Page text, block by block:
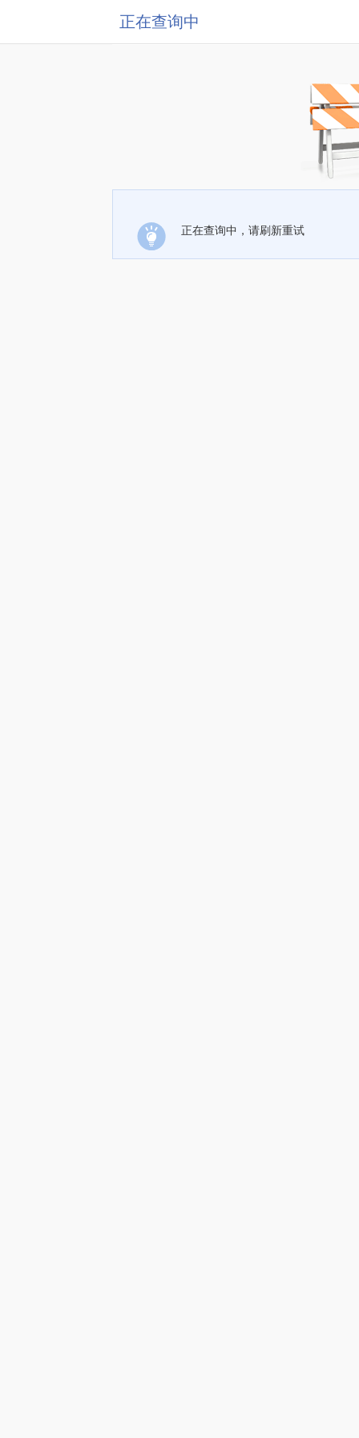
正在查询中
正在查询中，请刷新重试